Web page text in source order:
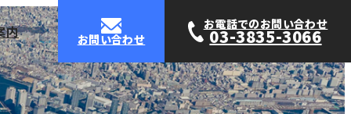
内 お問い合わせ
お電話でのお問い合わせ
03-3835-3066